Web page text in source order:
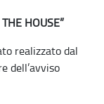
HOUSE”
realizzato dal
dell’avviso